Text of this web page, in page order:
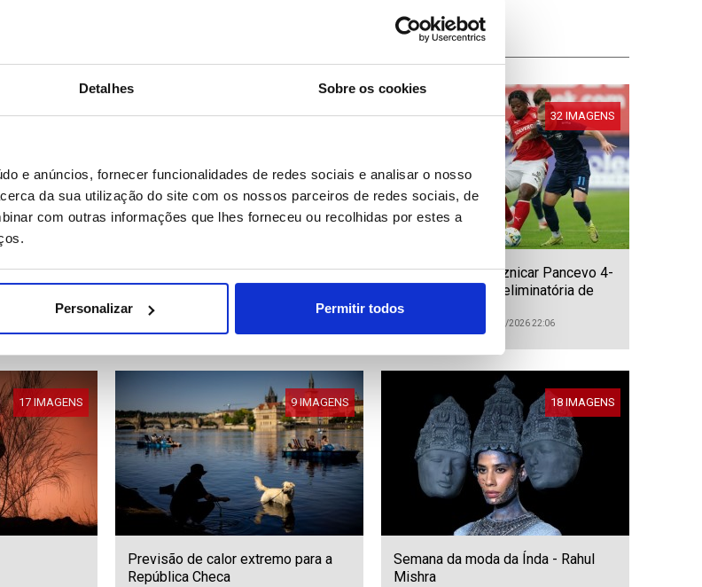
Detalhes Sobre os cookies
e anúncios, fornecer funcionalidades de redes sociais e analisar o nosso
da sua utilização do site com os nossos parceiros de redes sociais, de
com outras informações que lhes forneceu ou recolhidas por estes a
Personalizar Permitir todos
21 IMAGENS
entraram
12 IMAGENS
Alemanha: Nascer do sol no
Olympiapark, em Munique
32 IMAGENS
Braga vence Zeleznicar Pancevo 4-
0 em jogo da pré-eliminatória de
acesso à fase de liga da Liga
Data: 30/07/2026 22:06
17 IMAGENS 9 IMAGENS
Previsão de calor extremo para a
República Checa
18 IMAGENS
Semana da moda da Índa - Rahul
Mishra